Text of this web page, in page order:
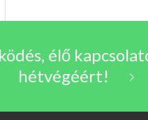
élő
hétvégéért!